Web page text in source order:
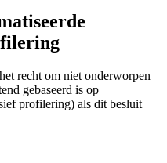
recht om niet onderworpen
gebaseerd is op
profilering) als dit besluit